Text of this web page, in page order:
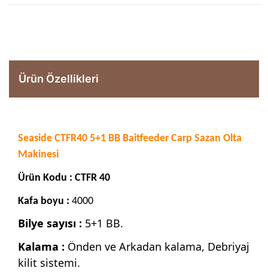
Ürün Özellikleri
Seaside CTFR40 5+1 BB Baitfeeder Carp Sazan Olta
Makinesi
Ürün Kodu : CTFR 40
Kafa boyu : 4000
Bilye sayısı : 5+1 BB.
Kalama : Önden ve Arkadan kalama, Debriyaj
kilit sistemi.